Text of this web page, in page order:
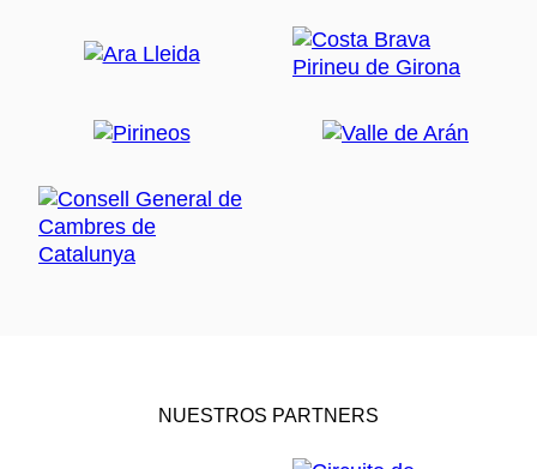
NUESTROS PARTNERS